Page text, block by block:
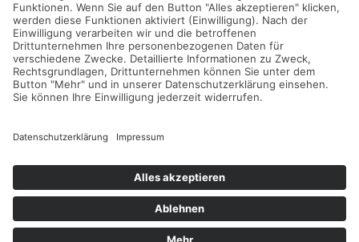
0511 53072720